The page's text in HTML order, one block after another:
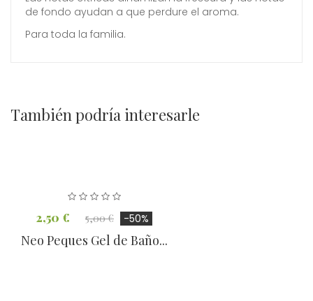
de fondo ayudan a que perdure el aroma.
Para toda la familia.
También podría interesarle
2,50 € 5,00 € -50%
Neo Peques Gel de Baño...